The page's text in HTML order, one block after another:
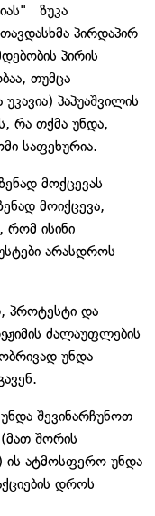
ზუკა
პირდაპირ
პირის
თუმცა
პაპუაშვილის
რა თქმა უნდა,
საფეხურია.
მოქცევას
მოიქცევა,
ისინი
არასდროს
პროტესტი და
ძალაუფლების
უნდა
შევინარჩუნოთ
შორის
ის ატმოსფერო უნდა
დროს